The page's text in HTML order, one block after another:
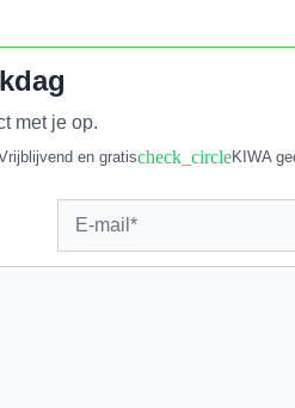
met je op.
en gratischeck_circleKIWA